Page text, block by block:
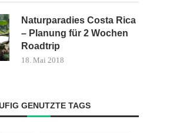
Naturparadies Costa Rica
– Planung für 2 Wochen
Roadtrip
18. Mai 2018
GENUTZTE TAGS